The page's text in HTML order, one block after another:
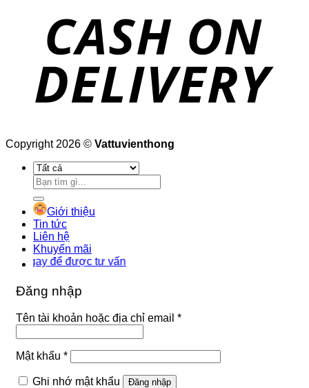
Copyright 2026 © Vattuvienthong
Tìm
kiếm:
Giới thiệu
Tin tức
Liên hệ
Khuyến mãi
để được tư vấn
Đăng nhập
Tên tài khoản hoặc địa chỉ email *Bắt
Mật khẩu *Bắt
Ghi nhớ mật khẩu
Đăng nhập